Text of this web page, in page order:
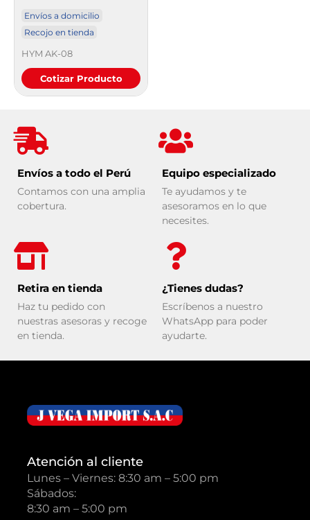
Envíos a domicilio
Recojo en tienda
HYM AK-08
Cotizar Producto
Envíos a todo el Perú
Contamos con una amplia
cobertura.
Equipo especializado
Te ayudamos y te
asesoramos en lo que
necesites.
Retira en tienda
Haz tu pedido con
nuestras asesoras y recoge
en tienda.
¿Tienes dudas?
Escríbenos a nuestro
WhatsApp para poder
ayudarte.
Atención al cliente
Lunes – Viernes: 8:30 am – 5:00 pm
Sábados:
8:30 am – 5:00 pm